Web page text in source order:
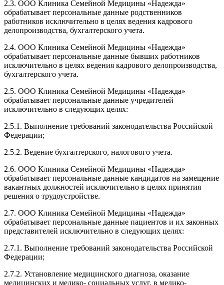
2.3. ООО Клиника Семейной Медицины «Надежда»
обрабатывает персональные данные родственников
работников исключительно в целях ведения кадрового
делопроизводства, бухгалтерского учета.
2.4. ООО Клиника Семейной Медицины «Надежда»
обрабатывает персональные данные бывших работников
исключительно в целях ведения кадрового делопроизводства,
бухгалтерского учета.
2.5. ООО Клиника Семейной Медицины «Надежда»
обрабатывает персональные данные учредителей
исключительно в следующих целях:
2.5.1. Выполнение требований законодательства Российской
Федерации;
2.5.2. Ведение бухгалтерского, налогового учета.
2.6. ООО Клиника Семейной Медицины «Надежда»
обрабатывает персональные данные кандидатов на замещение
вакантных должностей исключительно в целях принятия
решения о трудоустройстве.
2.7. ООО Клиника Семейной Медицины «Надежда»
обрабатывает персональные данные пациентов и их законных
представителей исключительно в следующих целях:
2.7.1. Выполнение требований законодательства Российской
Федерации;
2.7.2. Установление медицинского диагноза, оказание
медицинских и медико- социальных услуг, в медико-